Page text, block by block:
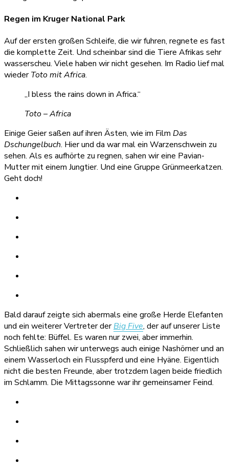
Regen im Kruger National Park
Auf der ersten großen Schleife, die wir fuhren, regnete es fast
die komplette Zeit. Und scheinbar sind die Tiere Afrikas sehr
wasserscheu. Viele haben wir nicht gesehen. Im Radio lief mal
wiederToto mit Africa.
„I bless the rains down in Africa.“
Toto – Africa
Einige Geier saßen auf ihren Ästen, wie im Film Das
Dschungelbuch. Hier und da war mal ein Warzenschwein zu
sehen. Als es aufhörte zu regnen, sahen wir eine Pavian-
Mutter mit einem Jungtier. Und eine Gruppe Grünmeerkatzen.
Geht doch!
Bald darauf zeigte sich abermals eine große Herde Elefanten
und ein weiterer Vertreter derBig Five, der auf unserer Liste
noch fehlte: Büffel. Es waren nur zwei, aber immerhin.
Schließlich sahen wir unterwegs auch einige Nashörner und an
einem Wasserloch ein Flusspferd und eine Hyäne. Eigentlich
nicht die besten Freunde, aber trotzdem lagen beide friedlich
im Schlamm. Die Mittagssonne war ihr gemeinsamer Feind.